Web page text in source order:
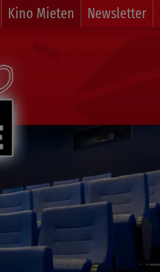
Kino Mieten Newsletter